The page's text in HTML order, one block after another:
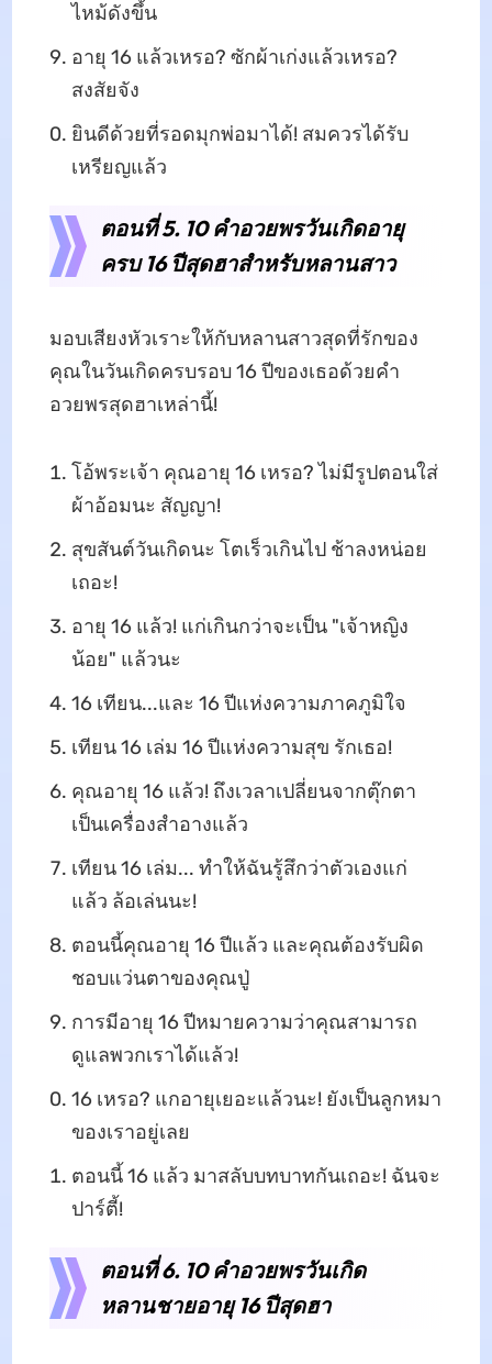
ไหม้ดังขึ้น
อายุ 16 แล้วเหรอ? ซักผ้าเก่งแล้วเหรอ?
สงสัยจัง
ยินดีด้วยที่รอดมุกพ่อมาได้! สมควรได้รับ
เหรียญแล้ว
ตอนที่ 5. 10 คำอวยพรวันเกิดอายุ
ครบ 16 ปีสุดฮาสำหรับหลานสาว
มอบเสียงหัวเราะให้กับหลานสาวสุดที่รักของ
คุณในวันเกิดครบรอบ 16 ปีของเธอด้วยคำ
อวยพรสุดฮาเหล่านี้!
โอ้พระเจ้า คุณอายุ 16 เหรอ? ไม่มีรูปตอนใส่
ผ้าอ้อมนะ สัญญา!
สุขสันต์วันเกิดนะ โตเร็วเกินไป ช้าลงหน่อย
เถอะ!
อายุ 16 แล้ว! แก่เกินกว่าจะเป็น "เจ้าหญิง
น้อย" แล้วนะ
16 เทียน...และ 16 ปีแห่งความภาคภูมิใจ
เทียน 16 เล่ม 16 ปีแห่งความสุข รักเธอ!
คุณอายุ 16 แล้ว! ถึงเวลาเปลี่ยนจากตุ๊กตา
เป็นเครื่องสำอางแล้ว
เทียน 16 เล่ม... ทำให้ฉันรู้สึกว่าตัวเองแก่
แล้ว ล้อเล่นนะ!
ตอนนี้คุณอายุ 16 ปีแล้ว และคุณต้องรับผิด
ชอบแว่นตาของคุณปู่
การมีอายุ 16 ปีหมายความว่าคุณสามารถ
ดูแลพวกเราได้แล้ว!
16 เหรอ? แกอายุเยอะแล้วนะ! ยังเป็นลูกหมา
ของเราอยู่เลย
ตอนนี้ 16 แล้ว มาสลับบทบาทกันเถอะ! ฉันจะ
ปาร์ตี้!
ตอนที่ 6. 10 คำอวยพรวันเกิด
หลานชายอายุ 16 ปีสุดฮา